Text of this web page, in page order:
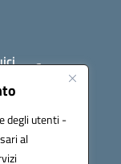
degli utenti -
al